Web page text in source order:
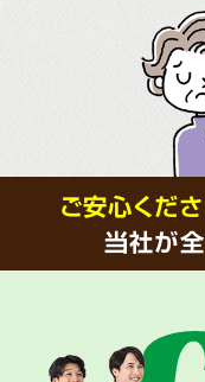
ご安心くださ
当社が